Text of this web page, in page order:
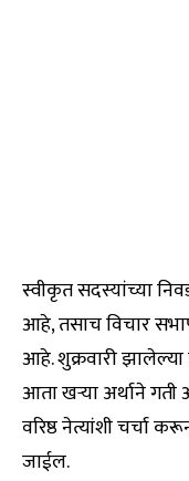
स्वीकृत सदस्यांच्या
आहे, तसाच विचार
आहे. शुक्रवारी
आता खऱ्या अर्थाने
वरिष्ठ नेत्यांशी चर्चा
जाईल.